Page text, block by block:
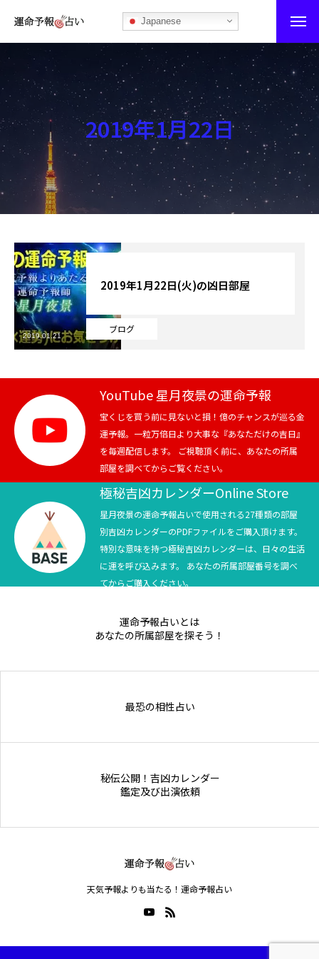
Japanese
運命予報占い
運命予報占いとは
あなたの所属部屋を探そう！
最恐の相性占い
秘伝公開！吉凶カレンダー
記事カテゴリー
ブログ
お知らせ
芸能界
テニス
スポーツ
競馬
テニス四大大会・五輪
テニス四大大会・五輪
2019年1月22日
ブログ
2019年1月22日(火)の凶日部屋
2019.01.21
YouTube 星月夜景の運命予報
宝くじを買う前に見ないと損！億のチャンスが巡る金
運予報。一粒万倍日より大事な『あなただけの吉日』
を毎週配信します。 ご視聴頂く前に、あなたの所属
部屋を調べてからご覧ください。
極秘吉凶カレンダーOnline Store
星月夜景の運命予報占いで使用される27種類の部屋
別吉凶カレンダーのPDFファイルをご購入頂けます。
特別な意味を持つ極秘吉凶カレンダーは、日々の生活
に運を呼び込みます。 あなたの所属部屋番号を調べ
てからご購入ください。
運命予報占いとは
あなたの所属部屋を探そう！
最恐の相性占い
秘伝公開！吉凶カレンダー
鑑定及び出演依頼
天気予報よりも当たる！運命予報占い